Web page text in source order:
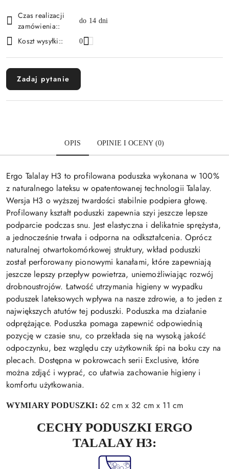
i
dostawa
Czas realizacji
zamówienia::
do 14 dni
Koszt wysyłki:: 0
Zadaj pytanie
OPIS OPINIE I OCENY (0)
Ergo Talalay H3 to profilowana poduszka wykonana w 100%
z naturalnego lateksu w opatentowanej technologii Talalay.
Wersja H3 o wyższej twardości stabilnie podpiera głowę.
Profilowany kształt poduszki zapewnia szyi jeszcze lepsze
podparcie podczas snu. Jest elastyczna i delikatnie sprężysta,
a jednocześnie trwała i odporna na odkształcenia. Oprócz
naturalnej otwartokomórkowej struktury, wkład poduszki
został perforowany pionowymi kanałami, które zapewniają
jeszcze lepszy przepływ powietrza, uniemożliwiając rozwój
drobnoustrojów. Łatwość utrzymania higieny w wypadku
poduszek lateksowych wpływa na nasze zdrowie, a to jeden z
największych atutów tej poduszki. Poduszka ma działanie
odprężające. Poduszka pomaga zapewnić odpowiednią
pozycję w czasie snu, co przekłada się na wysoką jakość
odpoczynku, bez względu czy użytkownik śpi na boku czy na
plecach. Dostępna w pokrowcach serii Exclusive, które
można zdjąć i wyprać, co ułatwia zachowanie higieny i
komfortu użytkowania.
WYMIARY PODUSZKI: 62 cm x 32 cm x 11 cm
CECHY PODUSZKI ERGO
TALALAY H3: